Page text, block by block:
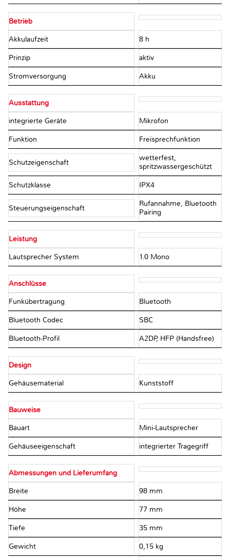
Betrieb
Akkulaufzeit 8 h
Prinzip aktiv
Stromversorgung Akku
Ausstattung
integrierte Geräte Mikrofon
Funktion Freisprechfunktion
Schutzeigenschaft
wetterfest,
spritzwassergeschützt
Schutzklasse IPX4
Steuerungseigenschaft
Rufannahme, Bluetooth
Pairing
Leistung
Lautsprecher System 1.0 Mono
Anschlüsse
Funkübertragung Bluetooth
Bluetooth Codec SBC
Bluetooth-Profil A2DP, HFP (Handsfree)
Design
Gehäusematerial Kunststoff
Bauweise
Bauart Mini-Lautsprecher
Gehäuseeigenschaft integrierter Tragegriff
Abmessungen und Lieferumfang
Breite 98 mm
Höhe 77 mm
Tiefe 35 mm
Gewicht 0,15 kg